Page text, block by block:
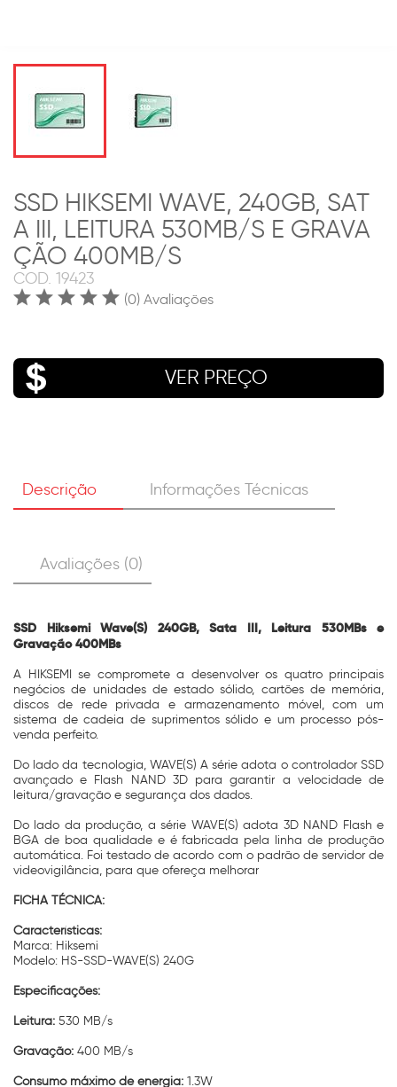
SSD HIKSEMI WAVE, 240GB, SAT
A III, LEITURA 530MB/S E GRAVA
ÇÃO 400MB/S
COD. 19423
(0) Avaliações
VER PREÇO
Descrição Informações Técnicas
Avaliações (0)
SSD Hiksemi Wave(S) 240GB, Sata III, Leitura 530MBs e
Gravação 400MBs
A HIKSEMI se compromete a desenvolver os quatro principais
negócios de unidades de estado sólido, cartões de memória,
discos de rede privada e armazenamento móvel, com um
sistema de cadeia de suprimentos sólido e um processo pós-
venda perfeito.
Do lado da tecnologia, WAVE(S) A série adota o controlador SSD
avançado e Flash NAND 3D para garantir a velocidade de
leitura/gravação e segurança dos dados.
Do lado da produção, a série WAVE(S) adota 3D NAND Flash e
BGA de boa qualidade e é fabricada pela linha de produção
automática. Foi testado de acordo com o padrão de servidor de
videovigilância, para que ofereça melhorar
FICHA TÉCNICA:
Características:
Marca: Hiksemi
Modelo: HS-SSD-WAVE(S) 240G
Especificações:
Leitura: 530 MB/s
Gravação: 400 MB/s
Consumo máximo de energia: 1.3W